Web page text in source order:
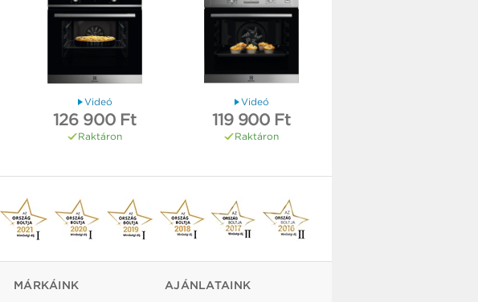
Videó
126 900 Ft
Raktáron
Videó
119 900 Ft
Raktáron
MÁRKÁINK AJÁNLATAINK